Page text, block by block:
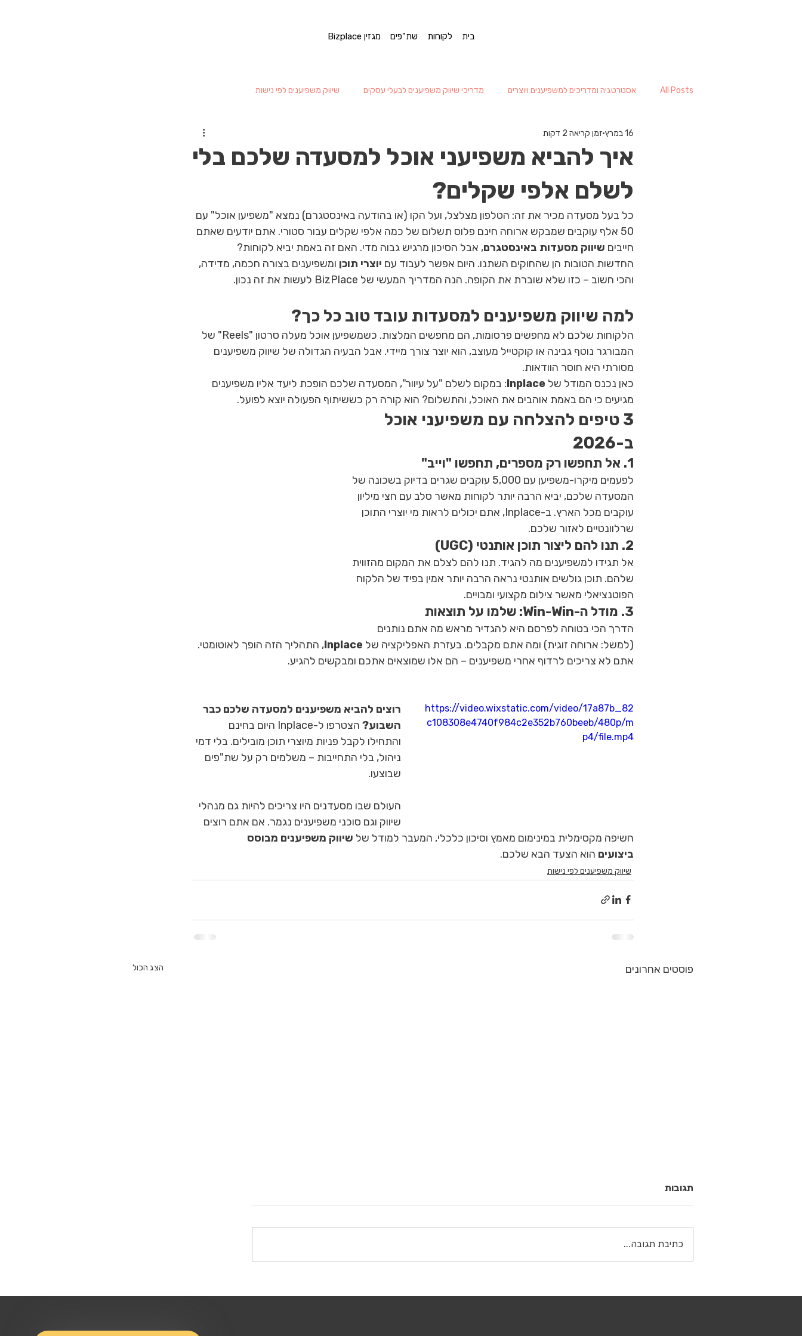
בית לקוחות שת"פים מגזין Bizplace
All Posts אסטרטגיה ומדריכים למשפיענים ויוצרים מדריכי שיווק משפיענים לבעלי עסקים שיווק משפיענים לפי נישות
איך להביא משפיעני אוכל למסעדה שלכם בלי
לשלם אלפי שקלים?
16 במרץ זמן קריאה 2 דקות
כל בעל מסעדה מכיר את זה: הטלפון מצלצל, ועל הקו (או בהודעה באינסטגרם) נמצא "משפיען אוכל" עם
50 אלף עוקבים שמבקש ארוחה חינם פלוס תשלום של כמה אלפי שקלים עבור סטורי. אתם יודעים שאתם
חייבים שיווק מסעדות באינסטגרם, אבל הסיכון מרגיש גבוה מדי. האם זה באמת יביא לקוחות?
החדשות הטובות הן שהחוקים השתנו. היום אפשר לעבוד עם יוצרי תוכן ומשפיענים בצורה חכמה, מדידה,
והכי חשוב – כזו שלא שוברת את הקופה. הנה המדריך המעשי של BizPlace לעשות את זה נכון.
למה שיווק משפיענים למסעדות עובד טוב כל כך?
הלקוחות שלכם לא מחפשים פרסומות, הם מחפשים המלצות. כשמשפיען אוכל מעלה סרטון "Reels" של
המבורגר נוטף גבינה או קוקטייל מעוצב, הוא יוצר צורך מיידי. אבל הבעיה הגדולה של שיווק משפיענים
מסורתי היא חוסר הוודאות.
כאן נכנס המודל של Inplace: במקום לשלם "על עיוור", המסעדה שלכם הופכת ליעד אליו משפיענים
מגיעים כי הם באמת אוהבים את האוכל, והתשלום? הוא קורה רק כששיתוף הפעולה יוצא לפועל.
3 טיפים להצלחה עם משפיעני אוכל
ב-2026
1. אל תחפשו רק מספרים, תחפשו "וייב"
לפעמים מיקרו-משפיען עם 5,000 עוקבים שגרים בדיוק בשכונה של
המסעדה שלכם, יביא הרבה יותר לקוחות מאשר סלב עם חצי מיליון
עוקבים מכל הארץ. ב-Inplace, אתם יכולים לראות מי יוצרי התוכן
שרלוונטיים לאזור שלכם.
2. תנו להם ליצור תוכן אותנטי (UGC)
אל תגידו למשפיענים מה להגיד. תנו להם לצלם את המקום מהזווית
שלהם. תוכן גולשים אותנטי נראה הרבה יותר אמין בפיד של הלקוח
הפוטנציאלי מאשר צילום מקצועי ומבויים.
3. מודל ה-Win-Win: שלמו על תוצאות
הדרך הכי בטוחה לפרסם היא להגדיר מראש מה אתם נותנים
(למשל: ארוחה זוגית) ומה אתם מקבלים. בעזרת האפליקציה של Inplace, התהליך הזה הופך לאוטומטי.
אתם לא צריכים לרדוף אחרי משפיענים – הם אלו שמוצאים אתכם ומבקשים להגיע.
https://video.wixstatic.com/video/17a87b_82
c108308e4740f984c2e352b760beeb/480p/m
p4/file.mp4
רוצים להביא משפיענים למסעדה שלכם כבר
השבוע?
הצטרפו ל-Inplace היום בחינם
והתחילו לקבל פניות מיוצרי תוכן מובילים. בלי דמי
ניהול, בלי התחייבות – משלמים רק על שת"פים
שבוצעו.
העולם שבו מסעדנים היו צריכים להיות גם מנהלי
שיווק וגם סוכני משפיענים נגמר. אם אתם רוצים
חשיפה מקסימלית במינימום מאמץ וסיכון כלכלי, המעבר למודל של שיווק משפיענים מבוסס
ביצועים הוא הצעד הבא שלכם.
שיווק משפיענים לפי נישות
פוסטים אחרונים הצג הכול
את העגלה שלכם ליעד הכי חם
הגדלת מכירות באיקומרס
תגובות
כתיבת תגובה...